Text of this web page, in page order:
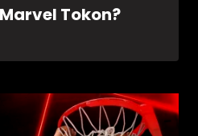
Tokon?